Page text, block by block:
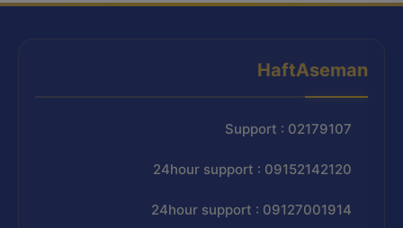
HaftAseman
Support : 02179107
24hour support : 09152142120
24hour support : 09127001914